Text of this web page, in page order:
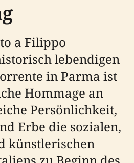
a Filippo
lebendigen
in Parma ist
Hommage an
Persönlichkeit,
Erbe die sozialen,
künstlerischen